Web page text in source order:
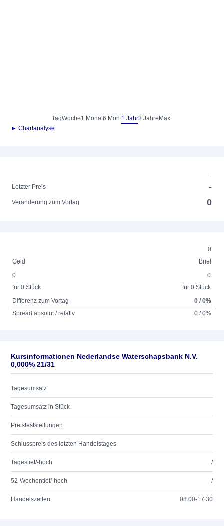
TagWoche1 Monat6 Mon.1 Jahr3 Jahre Max.
► Chartanalyse
-
Letzter Preis
-
Veränderung zum Vortag 0
0
Geld
Brief
0
für 0 Stück
0
für 0 Stück
Differenz zum Vortag
0 / 0%
Spread absolut / relativ
0 / 0%
Kursinformationen Nederlandse Waterschapsbank N.V.
0,000% 21/31
Tagesumsatz
Tagesumsatz in Stück
Preisfeststellungen
Schlusspreis des letzten Handelstages
Tagestief/-hoch /
52-Wochentief/-hoch /
Handelszeiten 08:00-17:30